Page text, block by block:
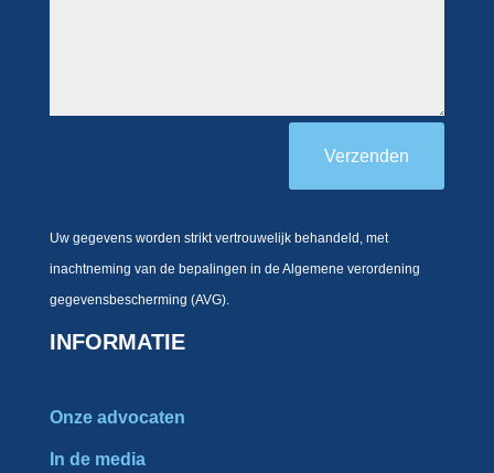
Verzenden
Uw gegevens worden strikt vertrouwelijk behandeld, met
inachtneming van de bepalingen in de Algemene verordening
gegevensbescherming (AVG).
INFORMATIE
Onze advocaten
In de media